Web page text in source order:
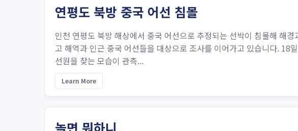
연평도 북방 중국 어선 침몰
인천 연평도 북방 해상에서 중국 어선으로 추정되는 선박이 침몰해 해
고 해역과 인근 중국 어선들을 대상으로 조사를 이어가고 있습니다.
선원을 찾는 모습이 관측...
Learn More